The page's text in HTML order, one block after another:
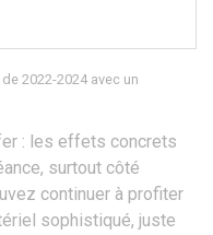
2022-2024 avec un
: les effets concrets
surtout côté
continuer à profiter
sophistiqué, juste